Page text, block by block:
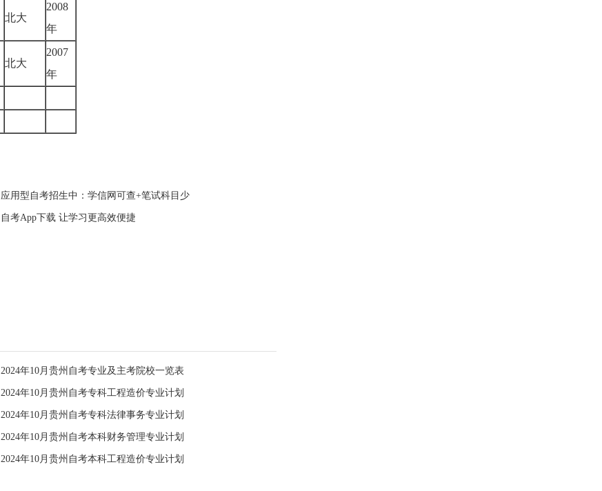
北大
2008
年
北大
2007
年
应用型自考招生中：学信网可查+笔试科目少
自考App下载 让学习更高效便捷
2024年10月贵州自考专业及主考院校一览表
2024年10月贵州自考专科工程造价专业计划
2024年10月贵州自考专科法律事务专业计划
2024年10月贵州自考本科财务管理专业计划
2024年10月贵州自考本科工程造价专业计划